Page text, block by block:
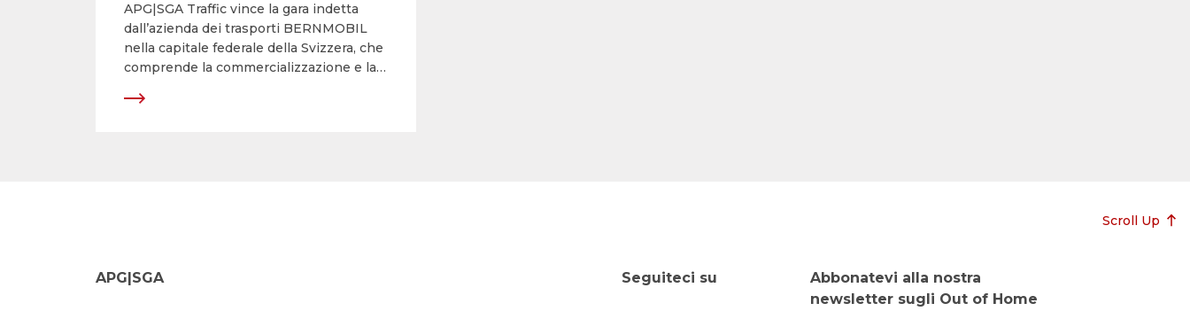
Berna
APG|SGA Traffic vince la gara indetta
dall’azienda dei trasporti BERNMOBIL
nella capitale federale della Svizzera, che
comprende la commercializzazione e la
pubblicitarie interne ed esterne su
Scroll Up
APG|SGA Seguiteci su
Abbonatevi alla nostra
newsletter sugli Out of Home